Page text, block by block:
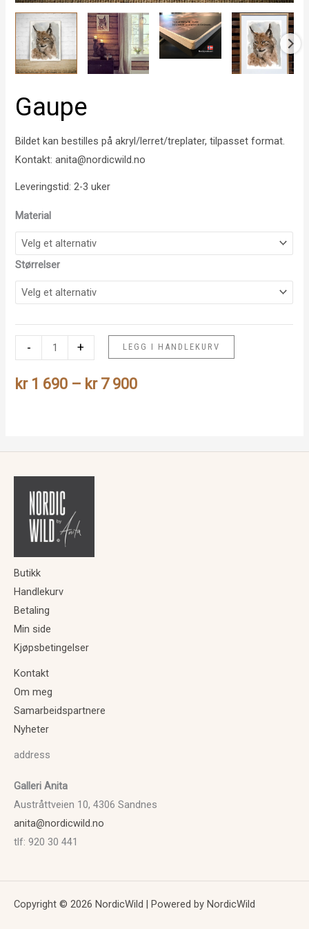
Gaupe
Bildet kan bestilles på akryl/lerret/treplater, tilpasset format.
Kontakt: anita@nordicwild.no
Leveringstid: 2-3 uker
Material
Størrelser
-
antall
+ LEGG I HANDLEKURV
kr1 690 – kr7 900Prisområde:
Butikk
Handlekurv
Betaling
Min side
Kjøpsbetingelser
Kontakt
Om meg
Samarbeidspartnere
Nyheter
address
Galleri Anita
Austråttveien 10, 4306 Sandnes
anita@nordicwild.no
tlf: 920 30 441
Copyright © 2026 NordicWild | Powered by NordicWild